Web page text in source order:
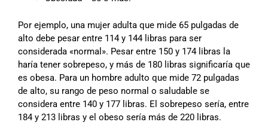
Por ejemplo, una mujer adulta que mide 65 pulgadas de
alto debe pesar entre 114 y 144 libras para ser
considerada «normal». Pesar entre 150 y 174 libras la
haría tener sobrepeso, y más de 180 libras significaría que
es obesa. Para un hombre adulto que mide 72 pulgadas
de alto, su rango de peso normal o saludable se
considera entre 140 y 177 libras. El sobrepeso sería, entre
184 y 213 libras y el obeso sería más de 220 libras.